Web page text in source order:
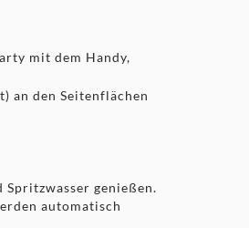
mit dem Handy,
an den Seitenflächen
Spritzwasser genießen.
automatisch